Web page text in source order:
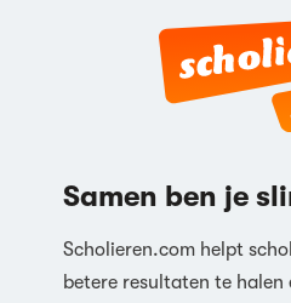
Samen ben je
Scholieren.com helpt
betere resultaten te halen